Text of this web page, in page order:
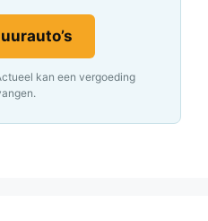
kan een vergoeding